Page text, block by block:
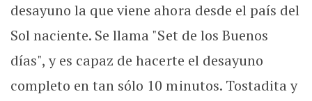
desayuno la que viene ahora desde el país del
Sol naciente. Se llama "Set de los Buenos
días", y es capaz de hacerte el desayuno
completo en tan sólo 10 minutos. Tostadita y